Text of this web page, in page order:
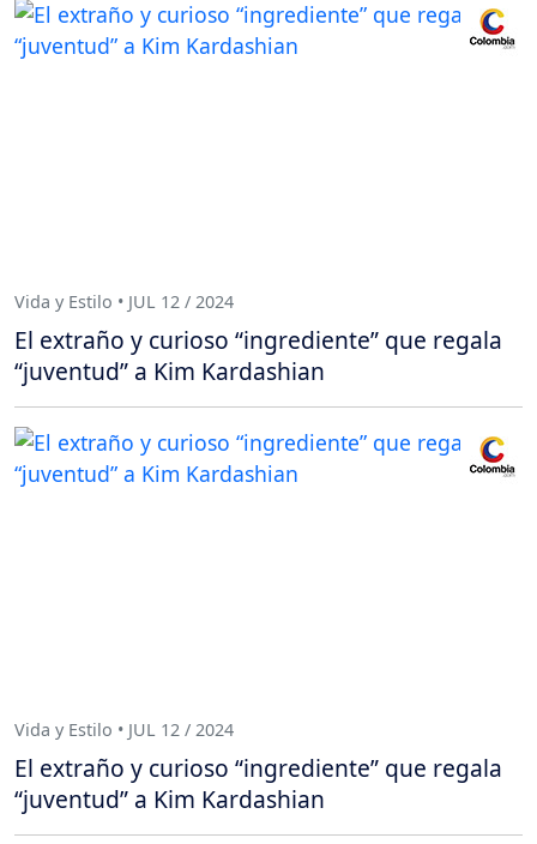
Vida y Estilo • JUL 12 / 2024
El extraño y curioso “ingrediente” que regala
“juventud” a Kim Kardashian
Vida y Estilo • JUL 12 / 2024
El extraño y curioso “ingrediente” que regala
“juventud” a Kim Kardashian